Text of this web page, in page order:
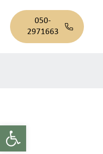
פתח
050-
2971663